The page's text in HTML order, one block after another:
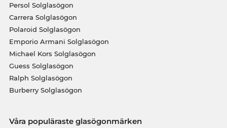
Persol Solglasögon
Carrera Solglasögon
Polaroid Solglasögon
Emporio Armani Solglasögon
Michael Kors Solglasögon
Guess Solglasögon
Ralph Solglasögon
Burberry Solglasögon
Våra populäraste glasögonmärken